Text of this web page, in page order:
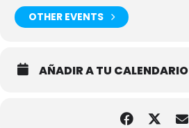
OTHER EVENTS
AÑADIR A TU CALENDARIO